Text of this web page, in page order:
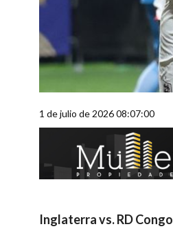
1 de julio de 2026 08:07:00
Inglaterra vs. RD Congo